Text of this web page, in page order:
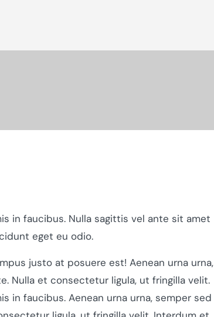
in faucibus. Nulla sagittis vel ante sit amet
eget eu odio.
justo at posuere est! Aenean urna urna,
Nulla et consectetur ligula, ut fringilla velit.
in faucibus. Aenean urna urna, semper sed